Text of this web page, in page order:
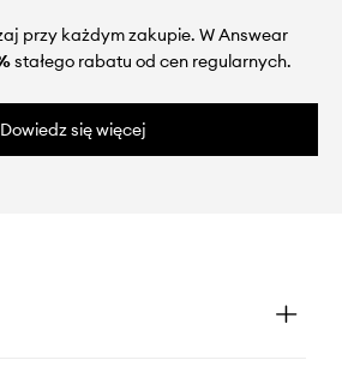
przy każdym zakupie. W Answear
stałego rabatu od cen regularnych.
Dowiedz się więcej